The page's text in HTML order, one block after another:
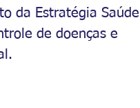
da Estratégia Saúde
de doenças e